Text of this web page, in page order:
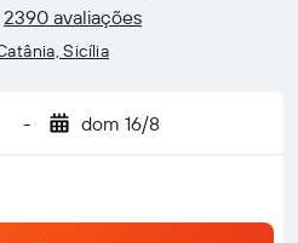
2390 avaliações
Sicília
- dom 16/8